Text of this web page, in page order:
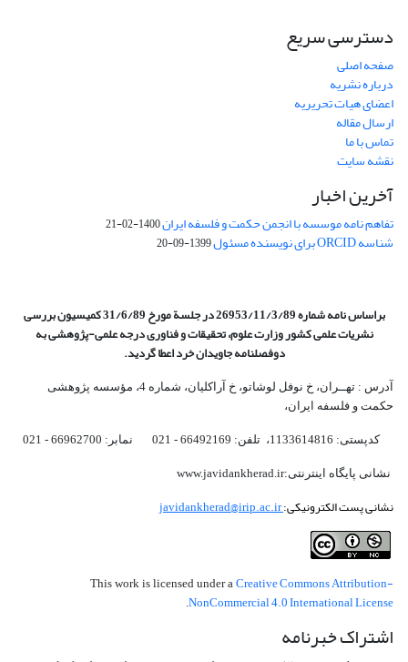
دسترسی سریع
صفحه اصلی
درباره نشریه
اعضای هیات تحریریه
ارسال مقاله
تماس با ما
نقشه سایت
آخرین اخبار
تفاهم نامه موسسه با انجمن حکمت و فلسفه ایران1400-02-21
شناسه ORCID برای نویسنده مسئول 1399-09-20
براساس نامه شماره 26953/11/3/89 در جلسة مورخ 31/6/89 کمیسیون
بررسی
نشریات علمی کشور وزارت علوم، تحقیقات و فناوری درجه علمی‌-پژوهشیبه
دوفصلنامه جاویدان خرد اعطا گردید.
آدرس : تهــران، خ نوفل لوشاتو، خ آراکلیان، شماره 4،‌ مؤسسه پژوهشی
حکمت و فلسفه ایران،‌
کدپستی: 1133614816، تلفن: 66492169 - 021 نمابر: 66962700 - 021
نشانی پایگاه اینترنتی:www.javidankherad.ir
نشانی پست الکترونیکی:javidankherad@irip.ac.ir
This work is licensed under a Creative Commons Attribution-
NonCommercial 4.0 International License
اشتراک خبرنامه